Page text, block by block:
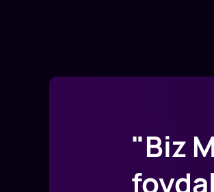
"Biz